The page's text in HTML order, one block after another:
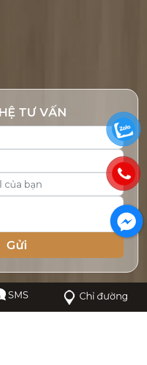
TƯ VẤN
TY TNHH MỘC SONG PHÁT.
SMS Chỉ đường